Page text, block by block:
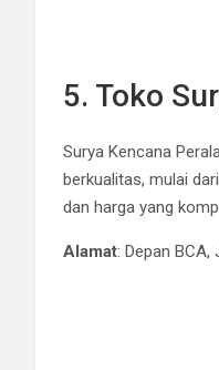
5. Toko
Surya Kencana
berkualitas, mulai
dan harga yang
Alamat: Depan BCA,